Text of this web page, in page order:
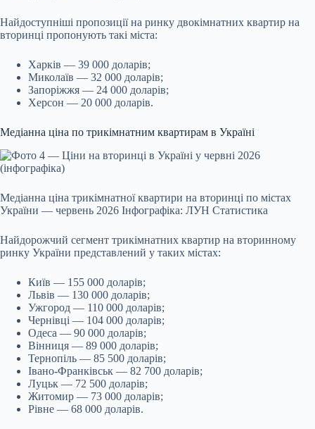
Найдоступніші пропозиції на ринку двокімнатних квартир на
вторинці пропонують такі міста:
Харків — 39 000 доларів;
Миколаїв — 32 000 доларів;
Запоріжжя — 24 000 доларів;
Херсон — 20 000 доларів.
Медіанна ціна по трикімнатним квартирам в Україні
Медіанна ціна трикімнатної квартири на вторинці по містах
України — червень 2026 Інфографіка: ЛУН Статистика
Найдорожчий сегмент трикімнатних квартир на вторинному
ринку України представлений у таких містах:
Київ — 155 000 доларів;
Львів — 130 000 доларів;
Ужгород — 110 000 доларів;
Чернівці — 104 000 доларів;
Одеса — 90 000 доларів;
Вінниця — 89 000 доларів;
Тернопіль — 85 500 доларів;
Івано-Франківськ — 82 700 доларів;
Луцьк — 72 500 доларів;
Житомир — 73 000 доларів;
Рівне — 68 000 доларів.